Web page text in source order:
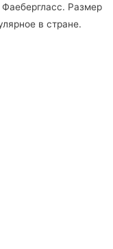
Размер
в стране.